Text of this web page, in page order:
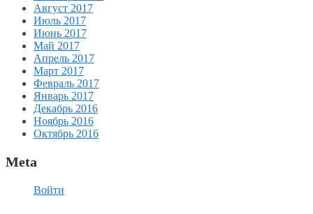
Август 2017
Июль 2017
Июнь 2017
Май 2017
Апрель 2017
Март 2017
Февраль 2017
Январь 2017
Декабрь 2016
Ноябрь 2016
Октябрь 2016
Meta
Войти